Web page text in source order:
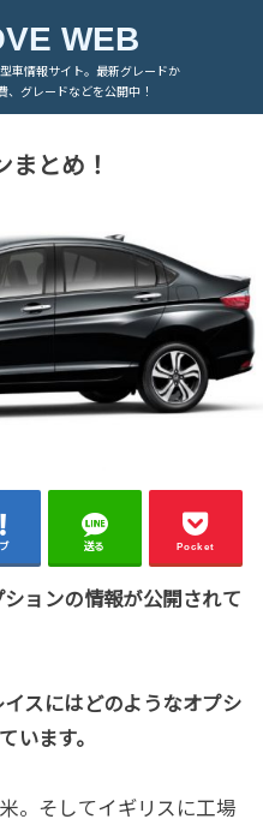
WEB
車情報サイト。最新グレードか
、グレードなどを公開中！
とめ！
送る Pocket
ョンの情報が公開されて
スにはどのようなオプシ
います。
。そしてイギリスに工場